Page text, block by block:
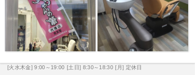
[火水木金] 9:00～19:00 [土日] 8:30～18:30 [月] 定休日